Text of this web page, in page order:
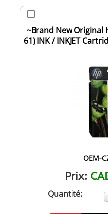
~Brand New Original
61) INK / INKJET
OEM-
Prix:
Quantité: